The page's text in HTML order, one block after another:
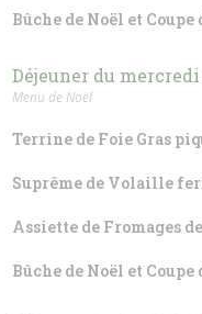
Bûche de Noël et Coupe
Déjeuner du mercredi
Menu de Noël
Terrine de Foie Gras
Suprême de Volaille
Assiette de Fromages
Bûche de Noël et Coupe